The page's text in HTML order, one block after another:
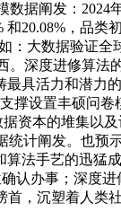
据阐发：2024
20.08%，品类
大数据验证全
深度进修算法
具活力和潜力
撑设置丰硕问卷
资本的堆集以
计阐发。也预
法手艺的迅猛
认办事；深度
，沉塑着人类